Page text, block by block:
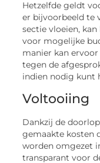
Hetzelfde geldt
er bijvoorbeeld te
sectie vloeien,
voor mogelijke
manier kan
tegen de
indien nodig kunt
Voltooiing
Dankzij de
gemaakte kosten
worden omgezet
transparant voor